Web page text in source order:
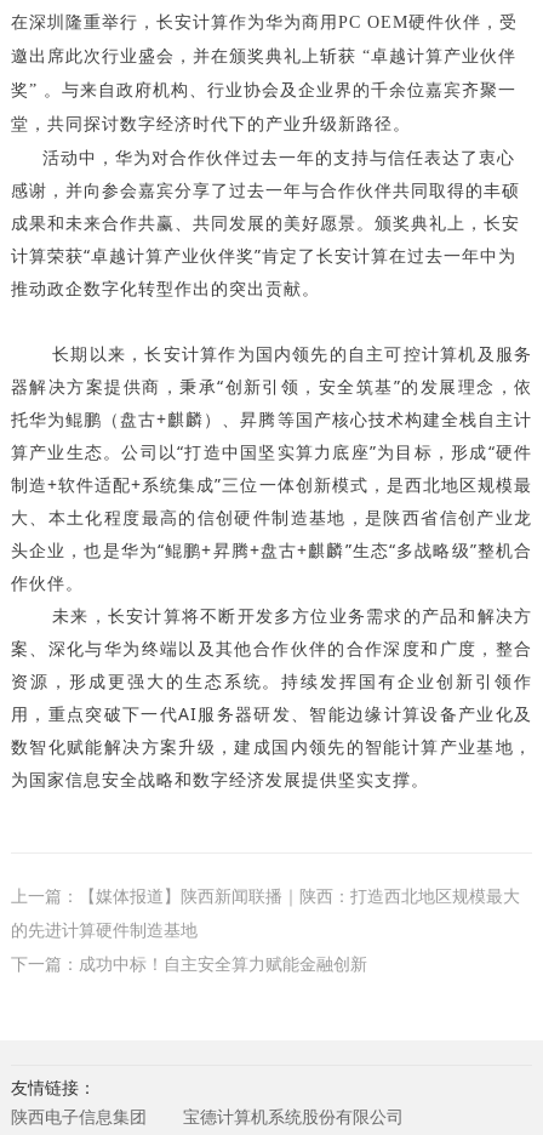
在深圳隆重举行，长安计算作为华为商用PC OEM硬件伙伴，受
邀出席此次行业盛会，并在颁奖典礼上斩获 “卓越计算产业伙伴
奖” 。与来自政府机构、行业协会及企业界的千余位嘉宾齐聚一
堂，共同探讨数字经济时代下的产业升级新路径。
活动中，华为对合作伙伴过去一年的支持与信任表达了衷心
感谢，并向参会嘉宾分享了过去一年与合作伙伴共同取得的丰硕
成果和未来合作共赢、共同发展的美好愿景。颁奖典礼上，长安
计算荣获“卓越计算产业伙伴奖”肯定了长安计算在过去一年中为
推动政企数字化转型作出的突出贡献。
长期以来，长安计算作为国内领先的自主可控计算机及服务
器解决方案提供商，秉承“创新引领，安全筑基”的发展理念，依
托华为鲲鹏（盘古+麒麟）、昇腾等国产核心技术构建全栈自主计
算产业生态。公司以“打造中国坚实算力底座”为目标，形成“硬件
制造+软件适配+系统集成”三位一体创新模式，是西北地区规模最
大、本土化程度最高的信创硬件制造基地，是陕西省信创产业龙
头企业，也是华为“鲲鹏+昇腾+盘古+麒麟”生态“多战略级”整机合
作伙伴。
未来，长安计算将不断开发多方位业务需求的产品和解决方
案、深化与华为终端以及其他合作伙伴的合作深度和广度，整合
资源，形成更强大的生态系统。持续发挥国有企业创新引领作
用，重点突破下一代AI服务器研发、智能边缘计算设备产业化及
数智化赋能解决方案升级，建成国内领先的智能计算产业基地，
为国家信息安全战略和数字经济发展提供坚实支撑。
上一篇：【媒体报道】陕西新闻联播｜陕西：打造西北地区规模最大
的先进计算硬件制造基地
下一篇：成功中标！自主安全算力赋能金融创新
友情链接：
陕西电子信息集团
宝德计算机系统股份有限公司